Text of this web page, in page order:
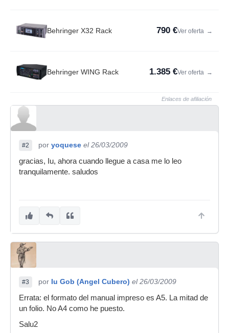
Behringer X32 Rack 790 €Ver oferta →
Behringer WING Rack 1.385 €Ver oferta →
Enlaces de afiliación
#2 por yoquese el 26/03/2009
gracias, Iu, ahora cuando llegue a casa me lo leo
tranquilamente. saludos
#3 por Iu Gob (Angel Cubero) el 26/03/2009
Errata: el formato del manual impreso es A5. La mitad de
un folio. No A4 como he puesto.
Salu2